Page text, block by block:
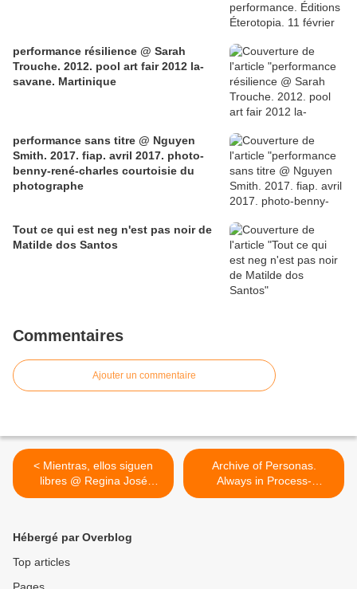
performance résilience @ Sarah
Trouche. 2012. pool art fair 2012 la-
savane. Martinique
performance sans titre @ Nguyen
Smith. 2017. fiap. avril 2017. photo-
benny-rené-charles courtoisie du
photographe
Tout ce qui est neg n'est pas noir de
Matilde dos Santos
Commentaires
Ajouter un commentaire
< Mientras, ellos siguen
libres @ Regina José
Galindo. 2007
Archive of Personas.
Always in Process-
Deconificada @ Dani
Hébergé par Overblog
Top articles